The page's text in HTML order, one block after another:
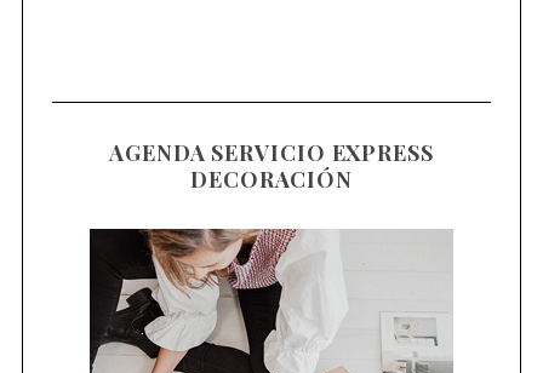
AGENDA SERVICIO EXPRESS
DECORACIÓN